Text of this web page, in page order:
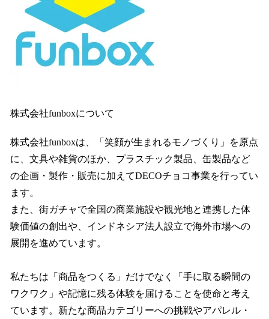
株式会社funboxについて
株式会社funboxは、「笑顔が生まれるモノづくり」を原点
に、文具や雑貨のほか、プラスチック製品、缶製品など
の企画・製作・販売に加えてDECOチョコ事業を行ってい
ます。
また、街ガチャで全国の商業施設や観光地と連携した体
験価値の創出や、インドネシア法人設立で海外市場への
展開を進めています。
私たちは「商品をつくる」だけでなく「手に取る瞬間の
ワクワク」や記憶に残る体験を届けることを使命と考え
ています。新たな商品カテゴリーへの挑戦やアパレル・